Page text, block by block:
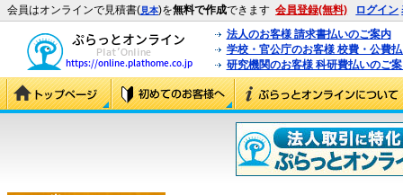
会員はオンラインで見積書(見本)を無料で作成できます 会員登録(無料) ログイン
法人のお客様 請求書払いのご案内
学校・官公庁のお客様 校費・公費
研究機関のお客様 科研費払いのご